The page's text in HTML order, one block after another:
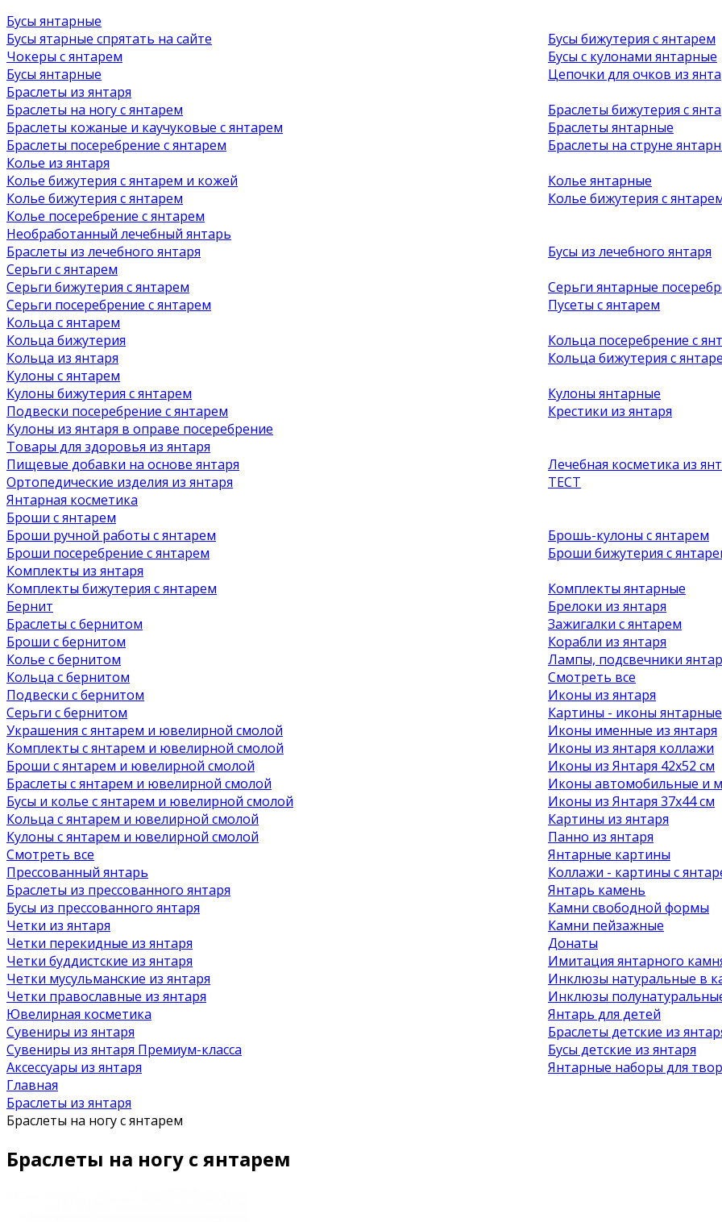
Бусы янтарные
Бусы ятарные спрятать на сайте
Чокеры с янтарем
Бусы янтарные
Бусы бижутерия с янтарем
Бусы с кулонами янтарные
Цепочки для очков из
Браслеты из янтаря
Браслеты на ногу с янтарем
Браслеты кожаные и каучуковые с янтарем
Браслеты посеребрение с янтарем
Браслеты бижутерия с
Браслеты янтарные
Браслеты на струне
Колье из янтаря
Колье бижутерия с янтарем и кожей
Колье бижутерия с янтарем
Колье посеребрение с янтарем
Колье янтарные
Колье бижутерия с
Необработанный лечебный янтарь
Браслеты из лечебного янтаря
Бусы из лечебного янтаря
Серьги с янтарем
Серьги бижутерия с янтарем
Серьги посеребрение с янтарем
Серьги янтарные
Пусеты с янтарем
Кольца с янтарем
Кольца бижутерия
Кольца из янтаря
Кольца посеребрение с
Кольца бижутерия с
Кулоны с янтарем
Кулоны бижутерия с янтарем
Подвески посеребрение с янтарем
Кулоны из янтаря в оправе посеребрение
Кулоны янтарные
Крестики из янтаря
Товары для здоровья из янтаря
Пищевые добавки на основе янтаря
Ортопедические изделия из янтаря
Янтарная косметика
Лечебная косметика из
ТЕСТ
Броши с янтарем
Броши ручной работы с янтарем
Броши посеребрение с янтарем
Брошь-кулоны с янтарем
Броши бижутерия с
Комплекты из янтаря
Комплекты бижутерия с янтарем
Комплекты янтарные
Бернит
Браслеты с бернитом
Броши с бернитом
Колье с бернитом
Кольца с бернитом
Подвески с бернитом
Серьги с бернитом
Украшения с янтарем и ювелирной смолой
Комплекты с янтарем и ювелирной смолой
Броши с янтарем и ювелирной смолой
Браслеты с янтарем и ювелирной смолой
Бусы и колье с янтарем и ювелирной смолой
Кольца с янтарем и ювелирной смолой
Кулоны с янтарем и ювелирной смолой
Смотреть все
Прессованный янтарь
Браслеты из прессованного янтаря
Бусы из прессованного янтаря
Четки из янтаря
Четки перекидные из янтаря
Четки буддистские из янтаря
Четки мусульманские из янтаря
Четки православные из янтаря
Ювелирная косметика
Сувениры из янтаря
Сувениры из янтаря Премиум-класса
Аксессуары из янтаря
Брелоки из янтаря
Зажигалки с янтарем
Корабли из янтаря
Лампы, подсвечники
Смотреть все
Иконы из янтаря
Картины - иконы янтарные
Иконы именные из янтаря
Иконы из янтаря коллажи
Иконы из Янтаря 42х52 см
Иконы автомобильные и
Иконы из Янтаря 37х44 см
Картины из янтаря
Панно из янтаря
Янтарные картины
Коллажи - картины с
Янтарь камень
Камни свободной формы
Камни пейзажные
Донаты
Имитация янтарного
Инклюзы натуральные в
Инклюзы
Янтарь для детей
Браслеты детские из
Бусы детские из янтаря
Янтарные наборы для
Главная
Браслеты из янтаря
Браслеты на ногу с янтарем
Браслеты на ногу с янтарем